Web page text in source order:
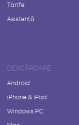
Tarife
Asistență
DESCĂRCARE
Android
iPhone & iPad
Windows PC